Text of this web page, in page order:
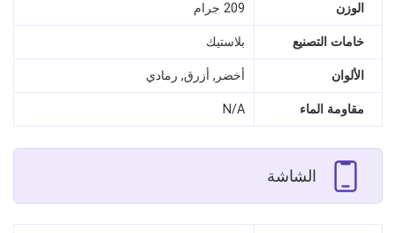
الوزن 209 جرام
خامات التصنيع بلاستيك
الألوان أخضر, أزرق, رمادي
مقاومة الماء N/A
الشاشة